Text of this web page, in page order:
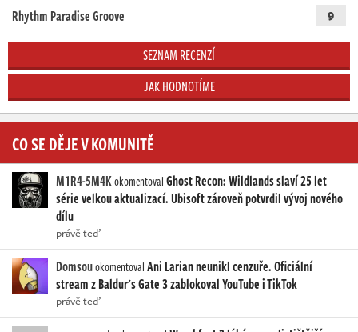
Rhythm Paradise Groove 9
SEZNAM RECENZÍ
JAK HODNOTÍME
CO SE DĚJE V KOMUNITĚ
M1R4-5M4KokomentovalGhost Recon: Wildlands slaví 25 let
série velkou aktualizací. Ubisoft zároveň potvrdil vývoj nového
dílu
právě teď
DomsouokomentovalAni Larian neunikl cenzuře. Oficiální
stream z Baldur's Gate 3 zablokoval YouTube i TikTok
právě teď